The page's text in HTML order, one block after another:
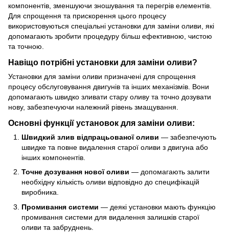
компонентів, зменшуючи зношування та перегрів елементів.
Для спрощення та прискорення цього процесу
використовуються спеціальні установки для заміни оливи, які
допомагають зробити процедуру більш ефективною, чистою
та точною.
Навіщо потрібні установки для заміни оливи?
Установки для заміни оливи призначені для спрощення
процесу обслуговування двигунів та інших механізмів. Вони
допомагають швидко зливати стару оливу та точно дозувати
нову, забезпечуючи належний рівень змащування.
Основні функції установок для заміни оливи:
Швидкий злив відпрацьованої оливи — забезпечують
швидке та повне видалення старої оливи з двигуна або
інших компонентів.
Точне дозування нової оливи — допомагають залити
необхідну кількість оливи відповідно до специфікацій
виробника.
Промивання системи — деякі установки мають функцію
промивання системи для видалення залишків старої
оливи та забруднень.